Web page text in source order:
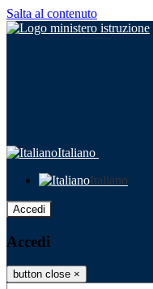
Salta al contenuto
Italiano
Italiano
Accedi
Accedi
button close ×